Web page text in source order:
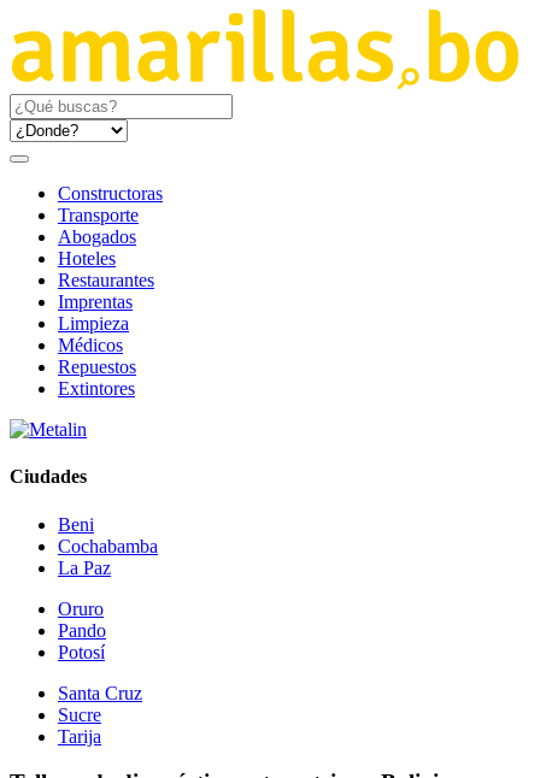
Constructoras
Transporte
Abogados
Hoteles
Restaurantes
Imprentas
Limpieza
Médicos
Repuestos
Extintores
Ciudades
Beni
Cochabamba
La Paz
Oruro
Pando
Potosí
Santa Cruz
Sucre
Tarija